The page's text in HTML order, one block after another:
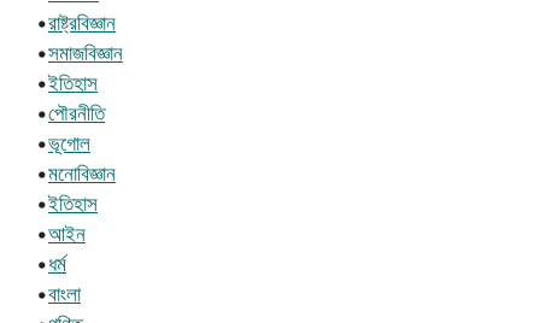
•রাষ্ট্রবিজ্ঞান
•সমাজবিজ্ঞান
•ইতিহাস
•পৌরনীতি
•ভূগোল
•মনোবিজ্ঞান
•ইতিহাস
•আইন
•ধর্ম
•বাংলা